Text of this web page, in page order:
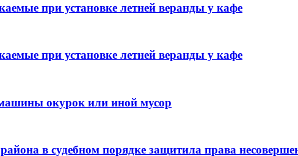
при установке летней веранды у кафе
при установке летней веранды у кафе
окурок или иной мусор
в судебном порядке защитила права